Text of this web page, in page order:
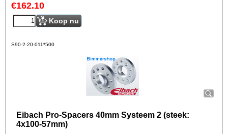
€162.10
Koop nu
S90-2-20-011*500
Eibach Pro-Spacers 40mm Systeem 2 (steek:
4x100-57mm)